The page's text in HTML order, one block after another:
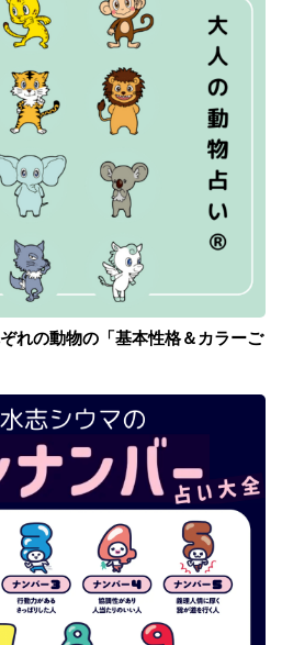
れの動物の「基本性格＆カラーご